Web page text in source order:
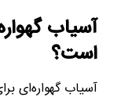
آسیاب
است؟
آسیاب گهواره‌ای